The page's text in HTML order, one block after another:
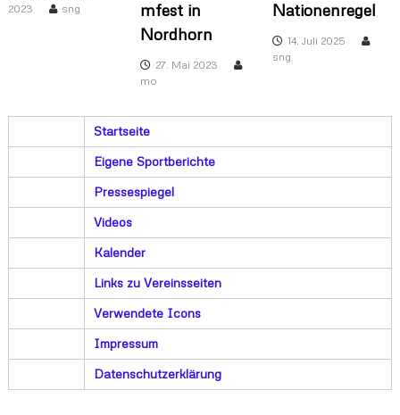
2023
sng
mfest in
Nordhorn
27. Mai 2023
mo
Nationenregel
14. Juli 2025
sng
Startseite
Eigene Sportberichte
Pressespiegel
Videos
Kalender
Links zu Vereinsseiten
Verwendete Icons
Impressum
Datenschutzerklärung